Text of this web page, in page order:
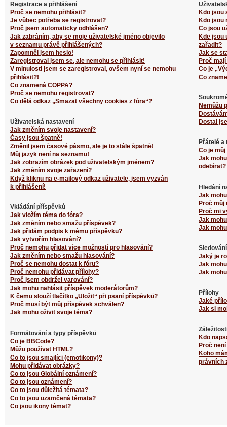
Registrace a přihlášení
Proč se nemohu přihlásit?
Je vůbec potřeba se registrovat?
Proč jsem automaticky odhlášen?
Jak zabráním, aby se moje uživatelské jméno objevilo
v seznamu právě přihlášených?
Zapomněl jsem heslo!
Zaregistroval jsem se, ale nemohu se přihlásit!
V minulosti jsem se zaregistroval, ovšem nyní se nemohu
přihlásit?!
Co znamená COPPA?
Proč se nemohu registrovat?
Co dělá odkaz „Smazat všechny cookies z fóra“?
Uživatelská nastavení
Jak změním svoje nastavení?
Časy jsou špatně!
Změnil jsem časové pásmo, ale je to stále špatně!
Můj jazyk není na seznamu!
Jak zobrazím obrázek pod uživatelským jménem?
Jak změním svoje zařazení?
Když kliknu na e-mailový odkaz uživatele, jsem vyzván
k přihlášení!
Vkládání příspěvků
Jak vložím téma do fóra?
Jak změním nebo smažu příspěvek?
Jak přidám podpis k mému příspěvku?
Jak vytvořím hlasování?
Proč nemohu přidat více možností pro hlasování?
Jak změním nebo smažu hlasování?
Proč se nemohu dostat k fóru?
Proč nemohu přidávat přílohy?
Proč jsem obdržel varování?
Jak mohu nahlásit příspěvek moderátorům?
K čemu slouží tlačítko „Uložit“ při psaní příspěvků?
Proč musí být můj příspěvek schválen?
Jak mohu oživit svoje téma?
Formátování a typy příspěvků
Co je BBCode?
Můžu používat HTML?
Co to jsou smajlíci (emotikony)?
Mohu přidávat obrázky?
Co to jsou Globální oznámení?
Co to jsou oznámení?
Co to jsou důležitá témata?
Co to jsou uzamčená témata?
Co jsou ikony témat?
Kdo jsou
Kdo jsou
Co jsou
Kde jsou
zařadit?
Jak se
Proč
Co je
Co
Nemůžu
Dostal
Přátelé a
Co je
Jak
odebírat?
Hledání
Jak
Proč můj
Proč mi
Jak
Jak
Jaký je
Jak
Jak
Přílohy
Jaké
Jak si
Kdo
Proč
Koho
právních